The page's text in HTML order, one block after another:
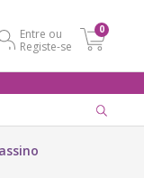
Entre ou
Registe-se
0